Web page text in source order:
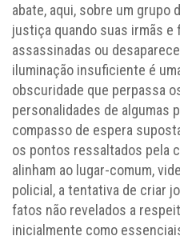
abate, aqui, sobre um grupo
justiça quando suas irmãs e
assassinadas ou
iluminação insuficiente é
obscuridade que perpassa
personalidades de algumas
compasso de espera
os pontos ressaltados pela
alinham ao lugar-comum,
policial, a tentativa de criar
fatos não revelados a
inicialmente como